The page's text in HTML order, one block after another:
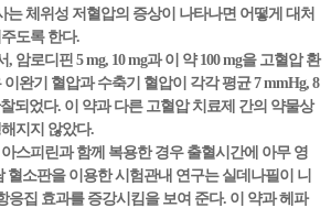
는 체위성 저혈압의 증상이 나타나면 어떻게 대처
도록 한다.
암로디핀 5 mg, 10 mg과 이 약 100 mg을 고혈압 환
완기 혈압과 수축기 혈압이 각각 평균 7 mmHg, 8
되었다. 이 약과 다른 고혈압 치료제 간의 약물상
지지 않았다.
스피린과 함께 복용한 경우 출혈시간에 아무 영
혈소판을 이용한 시험관내 연구는 실데나필이 니
응집 효과를 증강시킴을 보여 준다. 이 약과 헤파